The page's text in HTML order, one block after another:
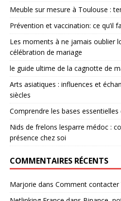
Meuble sur mesure à Toulouse :
Prévention et vaccination: ce qu’il
Les moments à ne jamais oublier
célébration de mariage
le guide ultime de la cagnotte de
Arts asiatiques : influences et
siècles
Comprendre les bases
Nids de frelons lesparre médoc :
présence chez soi
COMMENTAIRES RÉCENTS
Marjorie dans Comment contacter